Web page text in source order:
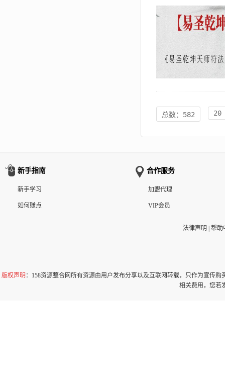
总数：582 20
新手指南
新手学习
如何赚点
合作服务
加盟代理
VIP会员
法律声明 帮助
版权声明 ：158资源整合网所有资源由用户发布分享以及互联网转载，只作为宣传
相关费用，您若